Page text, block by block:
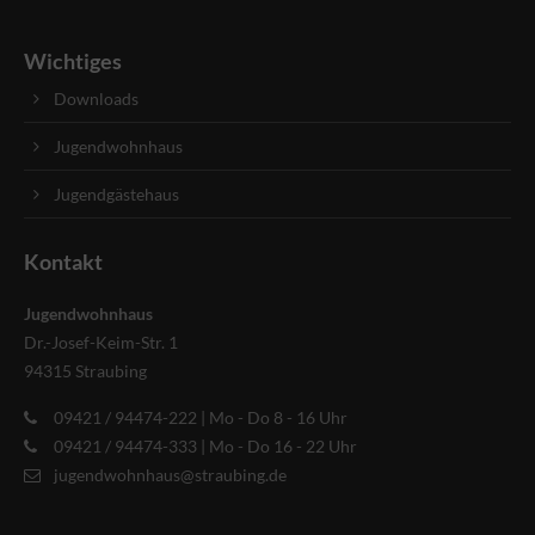
Wichtiges
Downloads
Jugendwohnhaus
Jugendgästehaus
Kontakt
Jugendwohnhaus
Dr.-Josef-Keim-Str. 1
94315 Straubing
09421 / 94474-222 | Mo - Do 8 - 16 Uhr
09421 / 94474-333 | Mo - Do 16 - 22 Uhr
jugendwohnhaus@straubing.de